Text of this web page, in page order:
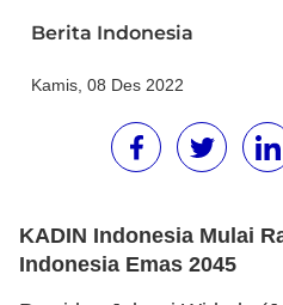
Berita Indonesia
Kamis, 08 Des 2022
KADIN Indonesia Mulai
Indonesia Emas 2045